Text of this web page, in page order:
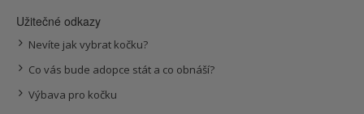
Užitečné odkazy
Nevíte jak vybrat kočku?
Co vás bude adopce stát a co obnáší?
Výbava pro kočku